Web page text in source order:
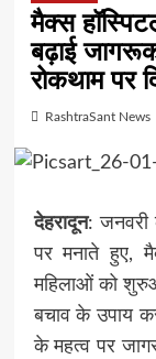
मैक्स
बढ़ाई
रोकथाम पर
RashtraSant News
देहरादून: जनवरी
पर मनाते हुए,
महिलाओं को
बचाव के उपाय
के महत्व पर